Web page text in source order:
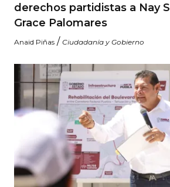
derechos partidistas a Nay
Grace Palomares
Anaid Piñas / Ciudadanía y Gobierno